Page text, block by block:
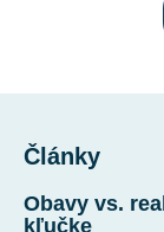
Články
Obavy vs.
kľučke